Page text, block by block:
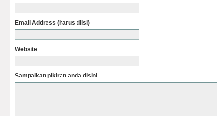
Email Address (harus diisi)
Website
Sampaikan pikiran anda disini